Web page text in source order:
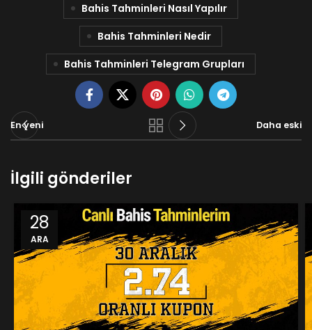
Bahis Tahminleri Nasıl Yapılır
Bahis Tahminleri Nedir
Bahis Tahminleri Telegram Grupları
En yeni Daha eski
İlgili gönderiler
28
ARA